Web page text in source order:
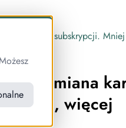
zmiana
więcej